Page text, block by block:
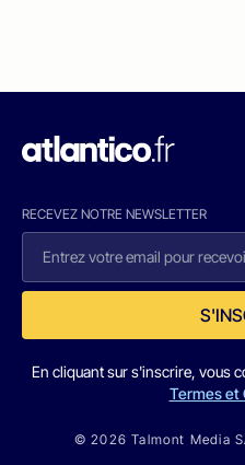
RECEVEZ NOTRE NEWSLETTER
En cliquant sur s'inscrire, vous
Termes et
© 2026 Talmont Media